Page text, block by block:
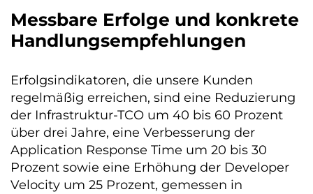
Messbare Erfolge und konkrete
Handlungsempfehlungen
Erfolgsindikatoren, die unsere Kunden
regelmäßig erreichen, sind eine Reduzierung
der Infrastruktur-TCO um 40 bis 60 Prozent
über drei Jahre, eine Verbesserung der
Application Response Time um 20 bis 30
Prozent sowie eine Erhöhung der Developer
Velocity um 25 Prozent, gemessen in